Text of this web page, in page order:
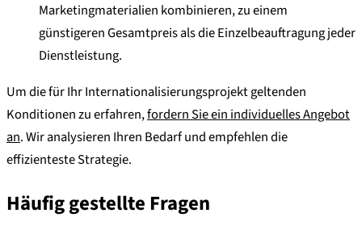
Marketingmaterialien kombinieren, zu einem
günstigeren Gesamtpreis als die Einzelbeauftragung jeder
Dienstleistung.
Um die für Ihr Internationalisierungsprojekt geltenden
Konditionen zu erfahren,fordern Sie ein individuelles Angebot
an. Wir analysieren Ihren Bedarf und empfehlen die
effizienteste Strategie.
Häufig gestellte Fragen